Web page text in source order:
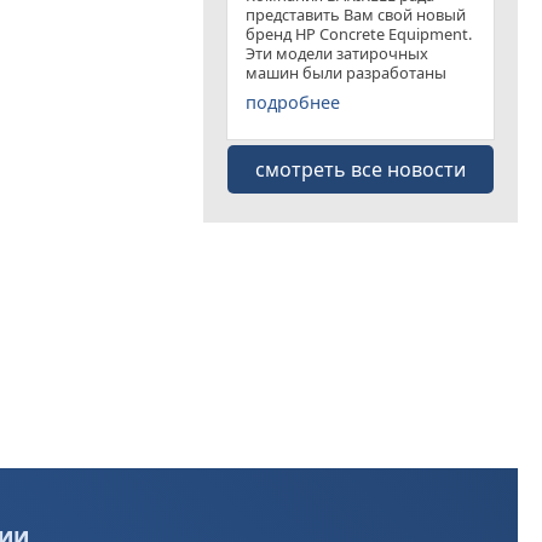
представить Вам свой новый
бренд HP Concrete Equipment.
Эти модели затирочных
машин были разработаны
специально для
удовлетворения рынка
класса . Данная "белая линия"
представлена несколькими
моделями
подробнее
смотреть все новости